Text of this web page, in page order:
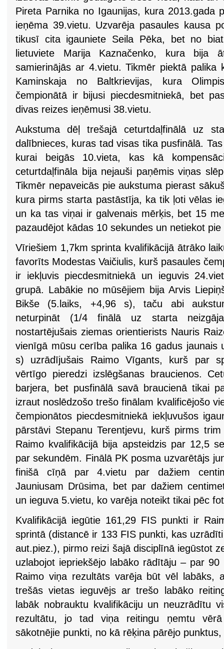
Pireta Parnika no Igaunijas, kura 2013.gada
ieņēma 39.vietu. Uzvarēja pasaules kausa
tikusī cita igauniete Seila Pēka, bet no
lietuviete Marija Kaznačenko, kura bija
samierinājās ar 4.vietu. Tikmēr piektā palika
Kaminskaja no Baltkrievijas, kura
čempionātā ir bijusi piecdesmitniekā, bet
divas reizes ieņēmusi 38.vietu.
Aukstuma dēļ trešajā ceturtdaļfinālā uz
dalībnieces, kuras tad visas tika pusfinālā.
kurai beigās 10.vieta, kas kā
ceturtdaļfināla bija nejauši paņēmis viņas
Tikmēr nepaveicās pie aukstuma pierast
kura pirms starta pastāstīja, ka tik ļoti vēlas
un ka tas viņai ir galvenais mērķis, bet 15
pazaudējot kādas 10 sekundes un netiekot
Vīriešiem 1,7km sprinta kvalifikācijā ātrāko
favorīts Modestas Vaičiulis, kurš pasaules
ir iekļuvis piecdesmitniekā un ieguvis
grupā. Labākie no mūsējiem bija Arvis
Bikše (5.laiks, +4,96 s), taču abi
neturpināt (1/4 finālā uz starta
nostartējušais ziemas orientierists Nauris
vienīgā mūsu cerība palika 16 gadus jaunais
s) uzrādījušais Raimo Vīgants, kurš par
vērtīgo pieredzi izslēgšanas braucienos.
barjera, bet pusfinālā savā braucienā tikai
izraut noslēdzošo trešo finālam kvalificējošo
čempionātos piecdesmitniekā iekļuvušos
pārstāvi Stepanu Terentjevu, kurš pirms
Raimo kvalifikācijā bija apsteidzis par 12,5
par sekundēm. Finālā PK posma uzvarētājs
finišā cīņā par 4.vietu par dažiem
Jauniusam Drūsima, bet par dažiem
un ieguva 5.vietu, ko varēja noteikt tikai pēc
Kvalifikācijā iegūtie 161,29 FIS punkti ir
sprintā (distancē ir 133 FIS punkti, kas
aut.piez.), pirmo reizi šajā disciplīnā iegūstot
uzlabojot iepriekšējo labāko rādītāju – par
Raimo viņa rezultāts varēja būt vēl labāks,
trešās vietas ieguvējs ar trešo labāko
labāk nobrauktu kvalifikāciju un neuzrādītu
rezultātu, jo tad viņa reitingu ņemtu
sākotnējie punkti, no kā rēķina pārējo